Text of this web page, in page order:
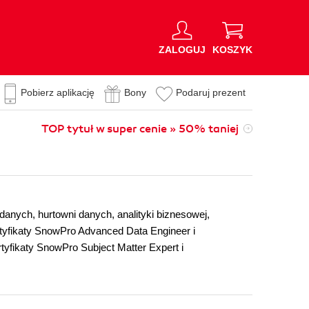
ZALOGUJ KOSZYK
Pobierz aplikację Bony Podaruj prezent
TOP tytuł w super cenie » 50% taniej
hurtowni danych, analityki biznesowej,
SnowPro Advanced Data Engineer i
SnowPro Subject Matter Expert i